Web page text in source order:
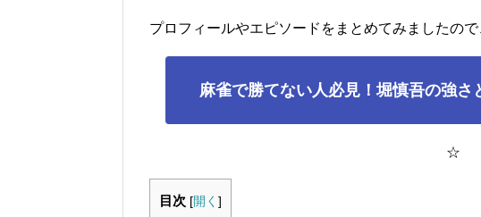
プロフィールやエピソードをまとめてみましたの
麻雀で勝てない人必見！堀慎吾の強
☆
目次 [開く ]